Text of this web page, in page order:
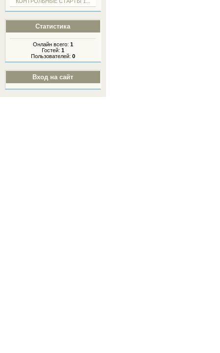
Статистика
Онлайн всего: 1
Гостей: 1
Пользователей: 0
Вход на сайт